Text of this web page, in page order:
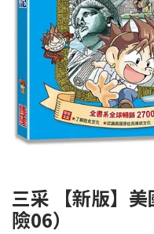
三采 【新版】
險06）